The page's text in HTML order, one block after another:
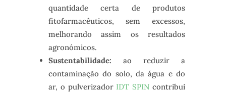
quantidade certa de produtos
fitofarmacêuticos, sem excessos,
melhorando assim os resultados
agronómicos.
Sustentabilidade: ao reduzir a
contaminação do solo, da água e do
ar, o pulverizador IDT SPIN contribui